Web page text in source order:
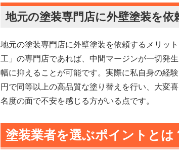
地元の塗装専門店に外壁塗装を依
地元の塗装専門店に外壁塗装を依頼するメリッ
工」の専門店であれば、中間マージンが一切発
幅に抑えることが可能です。実際に私自身の経
円で同等以上の高品質な塗り替えを行い、大変
名度の面で不安を感じる方がいる点です。
塗装業者を選ぶポイントとは